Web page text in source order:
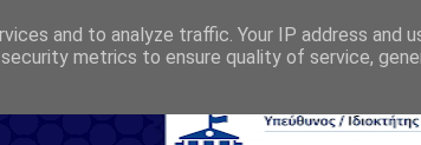
and to analyze traffic. Your IP address and
metrics to ensure quality of service,